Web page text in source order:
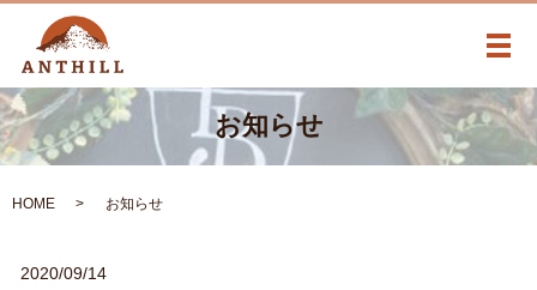
メ
お知らせ
HOME お知らせ
2020/09/14